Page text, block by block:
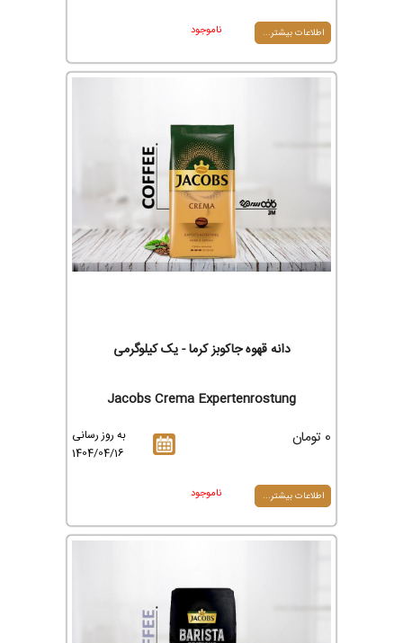
اطلاعات بیشتر... ناموجود
دانه قهوه جاکوبز کرما - یک کیلوگرمی
Jacobs Crema Expertenrostung
به روز رسانی
1404/04/16
0 تومان
اطلاعات بیشتر... ناموجود